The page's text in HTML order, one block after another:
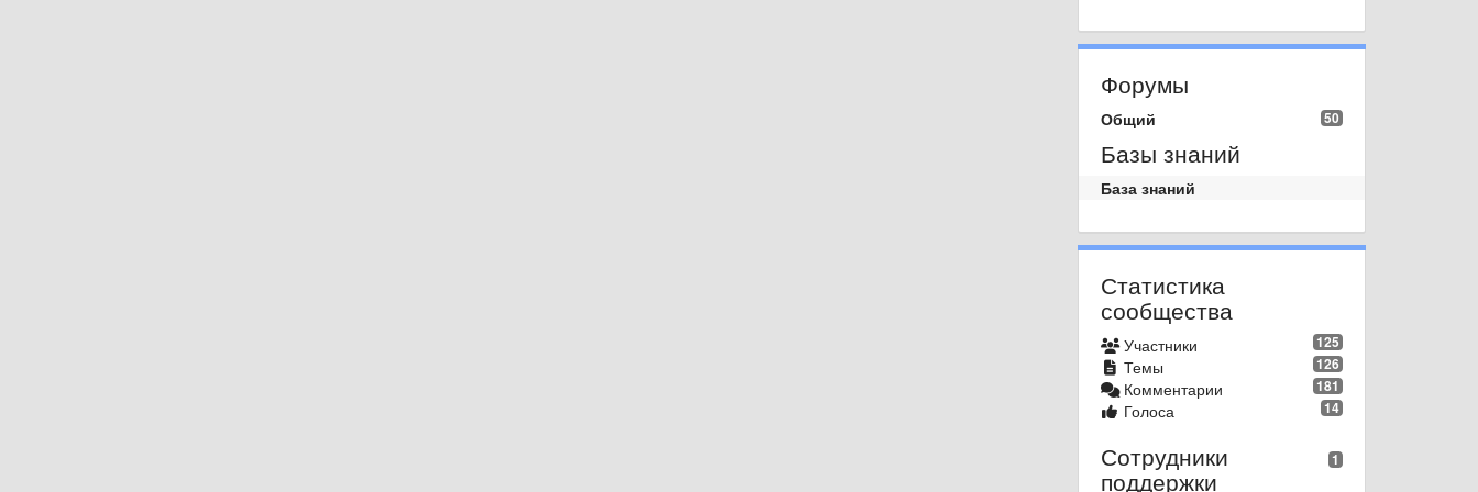
Форумы
50
Общий
Базы знаний
База знаний
Статистика
сообщества
125
Участники
126
Темы
181
Комментарии
14
Голоса
1
Сотрудники
поддержки